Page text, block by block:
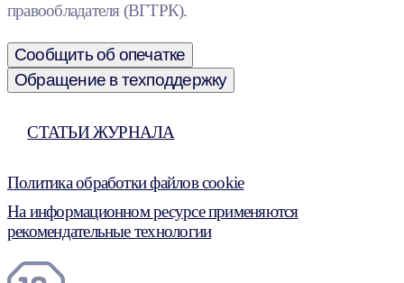
правообладателя (ВГТРК).
Сообщить об опечатке
Обращение в техподдержку
СТАТЬИ ЖУРНАЛА
Политика обработки файлов cookie
На информационном ресурсе применяются
рекомендательные технологии